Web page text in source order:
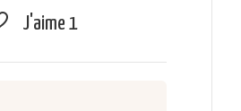
J'aime 1